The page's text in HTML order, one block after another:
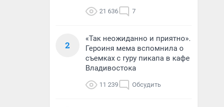
21 636 7
2
«Так неожиданно и приятно».
Героиня мема вспомнила о
съемках с гуру пикапа в кафе
Владивостока
11 239 Обсудить